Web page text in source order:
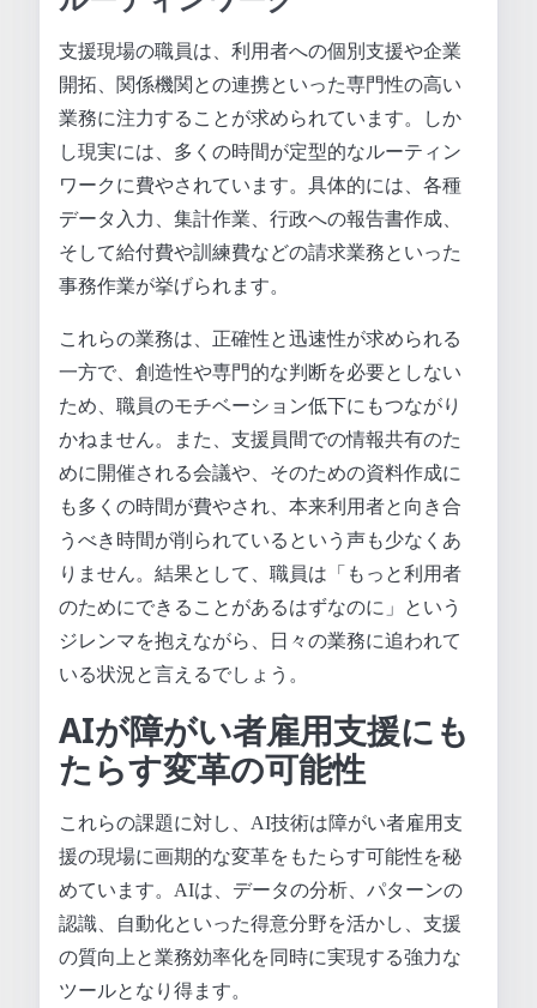
支援現場の職員は、利用者への個別支援や企業
開拓、関係機関との連携といった専門性の高い
業務に注力することが求められています。しか
し現実には、多くの時間が定型的なルーティン
ワークに費やされています。具体的には、各種
データ入力、集計作業、行政への報告書作成、
そして給付費や訓練費などの請求業務といった
事務作業が挙げられます。
これらの業務は、正確性と迅速性が求められる
一方で、創造性や専門的な判断を必要としない
ため、職員のモチベーション低下にもつながり
かねません。また、支援員間での情報共有のた
めに開催される会議や、そのための資料作成に
も多くの時間が費やされ、本来利用者と向き合
うべき時間が削られているという声も少なくあ
りません。結果として、職員は「もっと利用者
のためにできることがあるはずなのに」という
ジレンマを抱えながら、日々の業務に追われて
いる状況と言えるでしょう。
AIが障がい者雇用支援にも
たらす変革の可能性
これらの課題に対し、AI技術は障がい者雇用支
援の現場に画期的な変革をもたらす可能性を秘
めています。AIは、データの分析、パターンの
認識、自動化といった得意分野を活かし、支援
の質向上と業務効率化を同時に実現する強力な
ツールとなり得ます。